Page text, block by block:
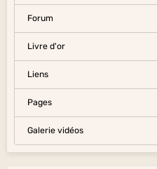
Forum
Livre d'or
Liens
Pages
Galerie vidéos